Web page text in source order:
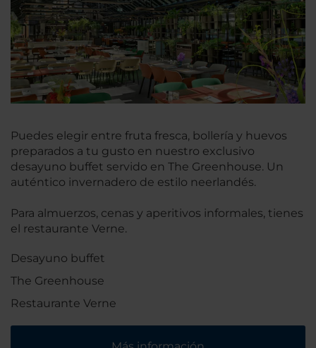
Puedes elegir entre fruta fresca, bollería y huevos
preparados a tu gusto en nuestro exclusivo
desayuno buffet servido en The Greenhouse. Un
auténtico invernadero de estilo neerlandés.
Para almuerzos, cenas y aperitivos informales, tienes
el restaurante Verne.
Desayuno buffet
The Greenhouse
Restaurante Verne